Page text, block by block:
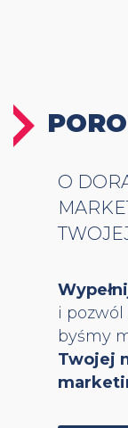
O
i
byśmy
Twojej